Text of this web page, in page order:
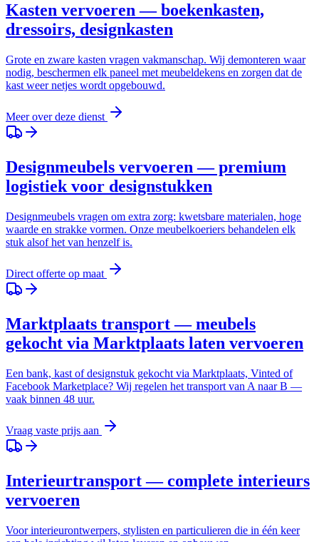
Kasten vervoeren — boekenkasten,
dressoirs, designkasten
Grote en zware kasten vragen vakmanschap. Wij demonteren waar
nodig, beschermen elk paneel met meubeldekens en zorgen dat de
kast weer netjes wordt opgebouwd.
Meer over deze dienst
Designmeubels vervoeren — premium
logistiek voor designstukken
Designmeubels vragen om extra zorg: kwetsbare materialen, hoge
waarde en strakke vormen. Onze meubelkoeriers behandelen elk
stuk alsof het van henzelf is.
Direct offerte op maat
Marktplaats transport — meubels
gekocht via Marktplaats laten vervoeren
Een bank, kast of designstuk gekocht via Marktplaats, Vinted of
Facebook Marketplace? Wij regelen het transport van A naar B —
vaak binnen 48 uur.
Vraag vaste prijs aan
Interieurtransport — complete interieurs
vervoeren
Voor interieurontwerpers, stylisten en particulieren die in één keer